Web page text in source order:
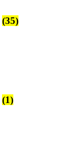
(35)
(1)